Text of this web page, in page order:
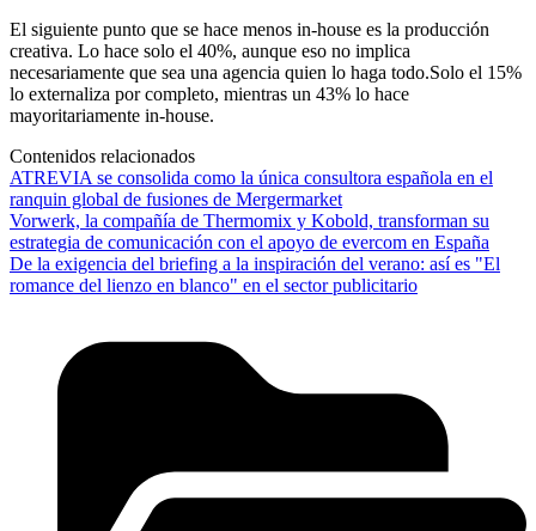
El siguiente punto que se hace menos in-house es la producción
creativa. Lo hace solo el 40%, aunque eso no implica
necesariamente que sea una agencia quien lo haga todo.Solo el 15%
lo externaliza por completo, mientras un 43% lo hace
mayoritariamente in-house.
Contenidos relacionados
ATREVIA se consolida como la única consultora española en el
ranquin global de fusiones de Mergermarket
Vorwerk, la compañía de Thermomix y Kobold, transforman su
estrategia de comunicación con el apoyo de evercom en España
De la exigencia del briefing a la inspiración del verano: así es "El
romance del lienzo en blanco" en el sector publicitario